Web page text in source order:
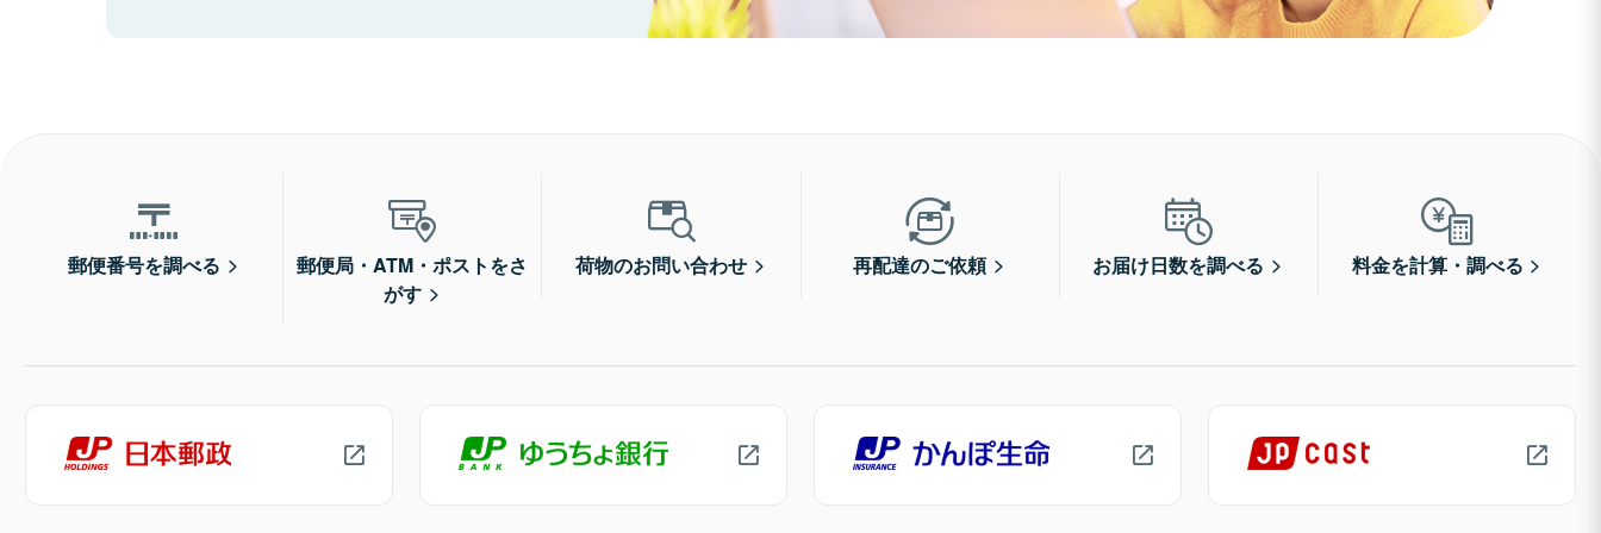
郵便番号を調べる
郵便局・ATM・ポストをさ
がす
荷物のお問い合わせ 再配達のご依頼 お届け日数を調べる 料金を計算・調べる